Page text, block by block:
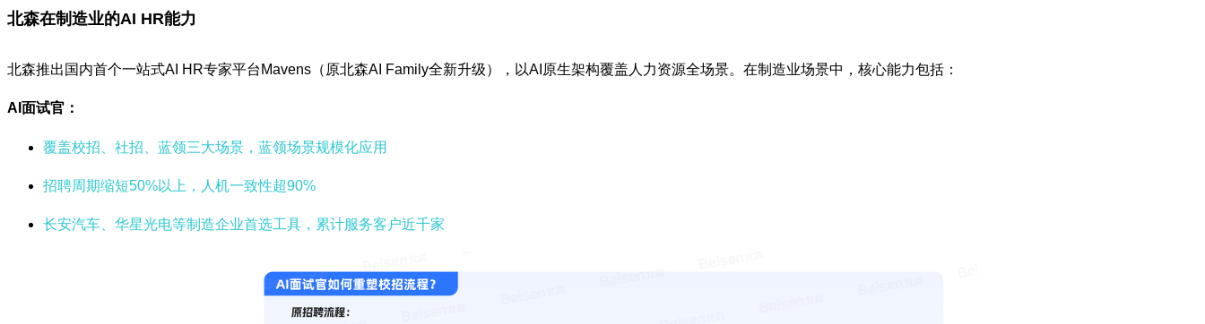
北森在制造业的AI HR能力
北森推出国内首个一站式AI HR专家平台Mavens（原北森AI Family全新升级），以AI原生架构覆盖人力资源全场景。在制造业场景中，核心能力包括：
AI面试官：
覆盖校招、社招、蓝领三大场景，蓝领场景规模化应用
招聘周期缩短50%以上，人机一致性超90%
长安汽车、华星光电等制造企业首选工具，累计服务客户近千家